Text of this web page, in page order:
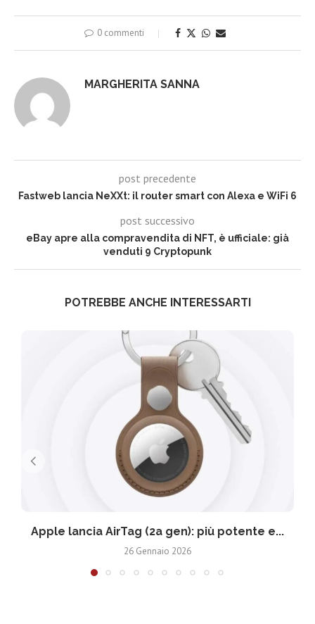
0 commenti
MARGHERITA SANNA
post precedente
Fastweb lancia NeXXt: il router smart con Alexa e WiFi 6
post successivo
eBay apre alla compravendita di NFT, è ufficiale: già
venduti 9 Cryptopunk
POTREBBE ANCHE INTERESSARTI
Apple lancia AirTag (2a gen): più potente e...
26 Gennaio 2026